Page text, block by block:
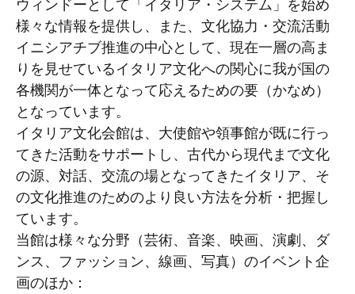
ウィンドーとして「イタリア・システム」を始め
様々な情報を提供し、また、文化協力・交流活動
イニシアチブ推進の中心として、現在一層の高ま
りを見せているイタリア文化への関心に我が国の
各機関が一体となって応えるための要（かなめ）
となっています。
イタリア文化会館は、大使館や領事館が既に行っ
てきた活動をサポートし、古代から現代まで文化
の源、対話、交流の場となってきたイタリア、そ
の文化推進のためのより良い方法を分析・把握し
ています。
当館は様々な分野（芸術、音楽、映画、演劇、ダ
ンス、ファッション、線画、写真）のイベント企
画のほか：